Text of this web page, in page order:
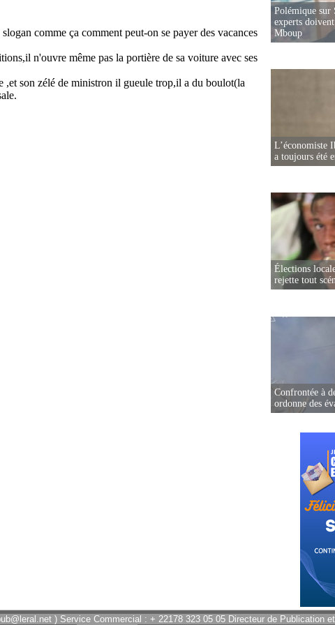
Polémique sur
experts
Mboup
L’économiste
a toujours été
Élections
rejette tout
Confrontée à
ordonne des
) Service Commercial : + 22178 323 05 05 Directeur de Publication